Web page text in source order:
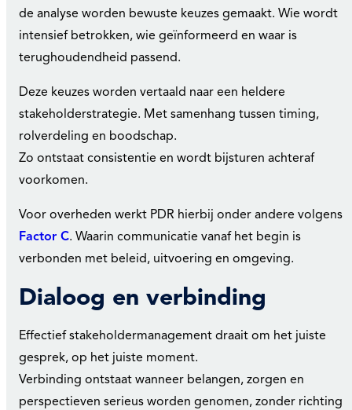
de analyse worden bewuste keuzes gemaakt. Wie wordt
intensief betrokken, wie geïnformeerd en waar is
terughoudendheid passend.
Deze keuzes worden vertaald naar een heldere
stakeholderstrategie. Met samenhang tussen timing,
rolverdeling en boodschap.
Zo ontstaat consistentie en wordt bijsturen achteraf
voorkomen.
Voor overheden werkt PDR hierbij onder andere volgens
Factor C. Waarin communicatie vanaf het begin is
verbonden met beleid, uitvoering en omgeving.
Dialoog en verbinding
Effectief stakeholdermanagement draait om het juiste
gesprek, op het juiste moment.
Verbinding ontstaat wanneer belangen, zorgen en
perspectieven serieus worden genomen, zonder richting